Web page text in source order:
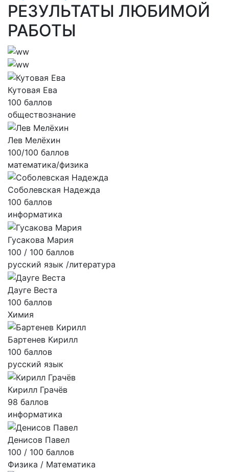
РЕЗУЛЬТАТЫ ЛЮБИМОЙ
РАБОТЫ
Кутовая Ева
100 баллов
обществознание
Лев Мелёхин
100/100 баллов
математика/физика
Соболевская Надежда
100 баллов
информатика
Гусакова Мария
100 / 100 баллов
русский язык /литература
Дауге Веста
100 баллов
Химия
Бартенев Кирилл
100 баллов
русский язык
Кирилл Грачёв
98 баллов
информатика
Денисов Павел
100 / 100 баллов
Физика / Математика